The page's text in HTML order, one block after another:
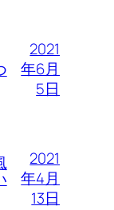
2021
年6月
5日
2021
年4月
13日